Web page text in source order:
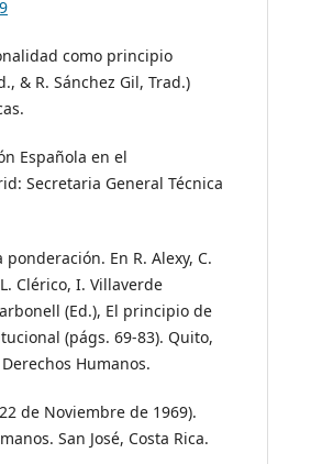
como principio
& R. Sánchez Gil, Trad.)
Española en el
Secretaria General Técnica
En R. Alexy, C.
Clérico, I. Villaverde
(Ed.), El principio de
(págs. 69-83). Quito,
Humanos.
de Noviembre de 1969).
San José, Costa Rica.